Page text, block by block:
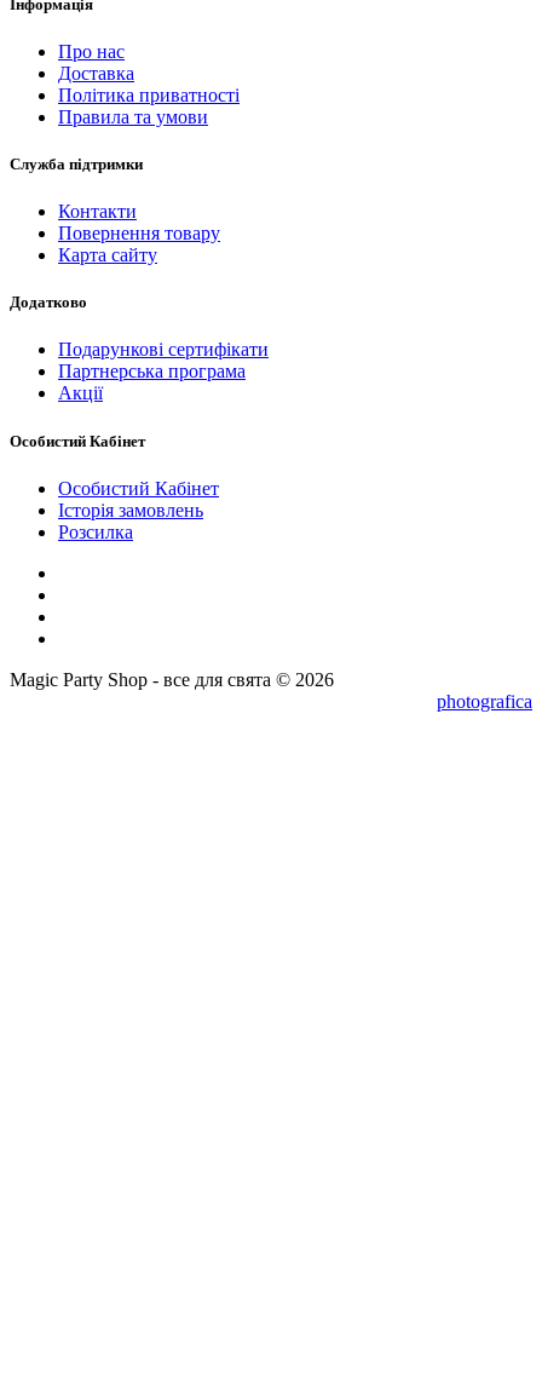
Інформація
Про нас
Доставка
Політика приватності
Правила та умови
Служба підтримки
Контакти
Повернення товару
Карта сайту
Додатково
Подарункові сертифікати
Партнерська програма
Акції
Особистий Кабінет
Особистий Кабінет
Історія замовлень
Розсилка
Magic Party Shop - все для свята © 2026
photografica